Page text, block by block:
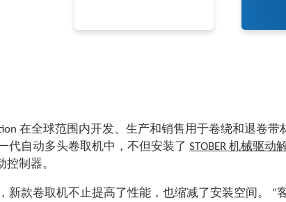
在全球范围内开发、生产和销售用于卷绕和退卷
代自动多头卷取机中，不但安装了STOBER 机械驱动
控制器。
新款卷取机不止提高了性能，也缩减了安装空间。 “